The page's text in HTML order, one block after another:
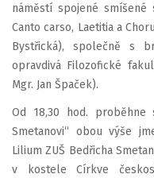
náměstí spojené smíšené
Canto carso, Laetitia a
Bystřická), společně s
opravdivá Filozofické
Mgr. Jan Špaček).
Od 18,30 hod. proběhne
Smetanovi“ obou výše
Lilium ZUŠ Bedřicha
v kostele Církve